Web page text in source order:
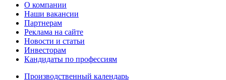
О компании
Наши вакансии
Партнерам
Реклама на сайте
Новости и статьи
Инвесторам
Кандидаты по профессиям
Производственный календарь